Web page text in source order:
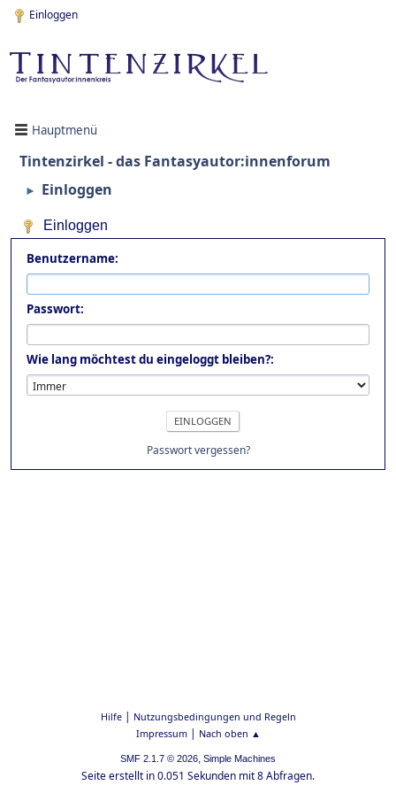
Einloggen
Hauptmenü
Tintenzirkel - das Fantasyautor:innenforum
► Einloggen
Einloggen
Benutzername:
Passwort:
Wie lang möchtest du eingeloggt bleiben?:
Passwort vergessen?
Hilfe| Nutzungsbedingungen und Regeln
Impressum| Nach oben ▲
SMF 2.1.7 © 2026, Simple Machines
Seite erstellt in 0.051 Sekunden mit 8 Abfragen.